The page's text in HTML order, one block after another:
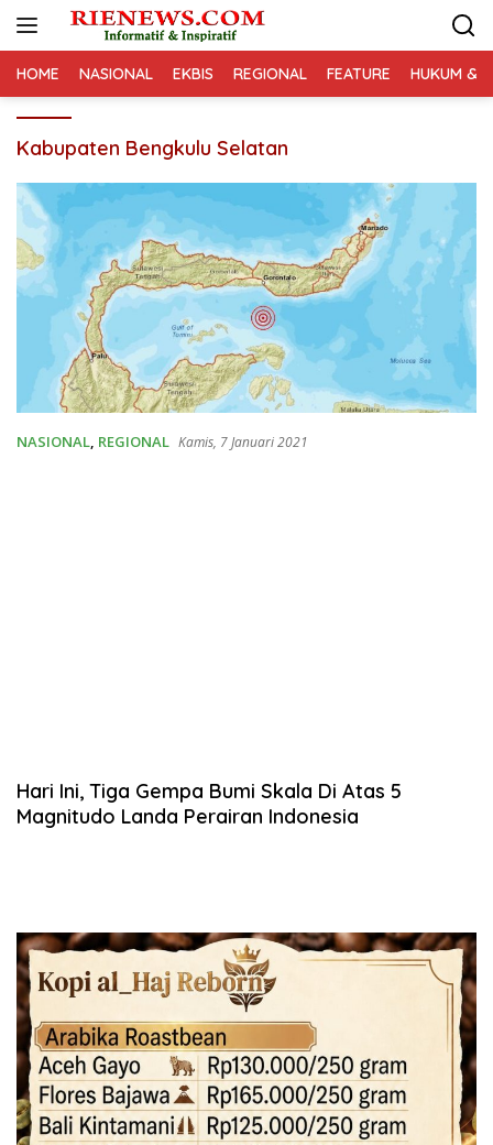
HOME NASIONAL EKBIS REGIONAL FEATURE HUKUM &
Kabupaten Bengkulu Selatan
NASIONAL, REGIONAL Kamis, 7 Januari 2021
Hari Ini, Tiga Gempa Bumi Skala Di Atas 5
Magnitudo Landa Perairan Indonesia